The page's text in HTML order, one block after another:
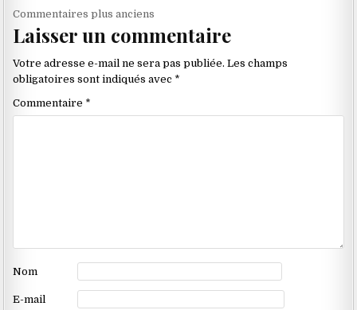
Navigation
dans
les
commentaires
Commentaires plus anciens
Laisser un commentaire
Votre adresse e-mail ne sera pas publiée. Les champs
obligatoires sont indiqués avec *
Commentaire *
Nom
E-mail